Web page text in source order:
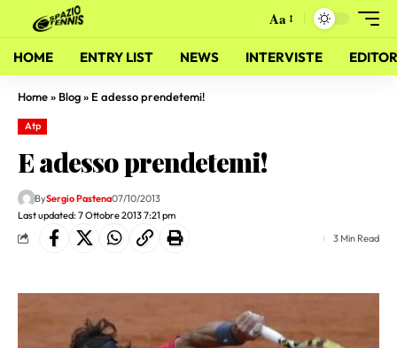
Aa
HOME ENTRY LIST NEWS INTERVISTE
Home» Blog» E adesso prendetemi!
Atp
E adesso prendetemi!
Last updated: 7 Ottobre 2013 7:21 pm
BySergio Pastena07/10/2013
3 Min Read